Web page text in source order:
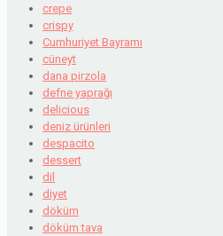
crepe
crispy
Cumhuriyet Bayramı
cüneyt
dana pirzola
defne yaprağı
delicious
deniz ürünleri
despacito
dessert
dil
diyet
döküm
döküm tava